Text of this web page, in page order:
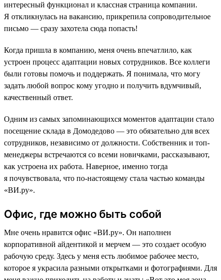
интересный функционал и классная страница компании.
Я откликнулась на вакансию, прикрепила сопроводительное
письмо — сразу захотела сюда попасть!
Когда пришла в компанию, меня очень впечатлило, как
устроен процесс адаптации новых сотрудников. Все коллеги
были готовы помочь и поддержать. Я понимала, что могу
задать любой вопрос кому угодно и получить вдумчивый,
качественный ответ.
Одним из самых запоминающихся моментов адаптации стало
посещение склада в Домодедово — это обязательно для всех
сотрудников, независимо от должности. Собственник и топ-
менеджеры встречаются со всеми новичками, рассказывают,
как устроена их работа. Наверное, именно тогда
я почувствовала, что по-настоящему стала частью команды
«ВИ.ру».
Офис, где можно быть собой
Мне очень нравится офис «ВИ.ру». Он наполнен
корпоративной айдентикой и мерчем — это создает особую
рабочую среду. Здесь у меня есть любимое рабочее место,
которое я украсила разными открытками и фотографиями. Для